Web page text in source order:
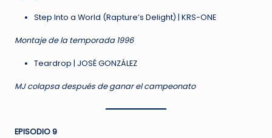
Step Into a World (Rapture’s Delight) | KRS-ONE
Montaje de la temporada 1996
Teardrop | JOSÉ GONZÁLEZ
MJ colapsa después de ganar el campeonato
EPISODIO 9